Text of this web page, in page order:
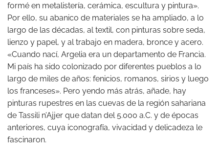
formé en metalistería, cerámica, escultura y pintura».
Por ello, su abanico de materiales se ha ampliado, a lo
largo de las décadas, al textil, con pinturas sobre seda,
lienzo y papel, y al trabajo en madera, bronce y acero.
«Cuando nací, Argelia era un departamento de Francia.
Mi país ha sido colonizado por diferentes pueblos a lo
largo de miles de años: fenicios, romanos, sirios y luego
los franceses». Pero yendo más atrás, añade, hay
pinturas rupestres en las cuevas de la región sahariana
de Tassili n’Ajjer que datan del 5.000 a.C. y de épocas
anteriores, cuya iconografía, vivacidad y delicadeza le
fascinaron.